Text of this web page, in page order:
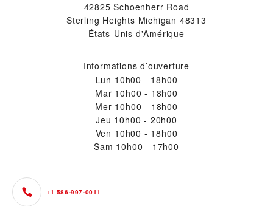
42825 Schoenherr Road
Sterling Heights Michigan 48313
États-Unis d'Amérique
Informations d’ouverture
Lun 10h00 - 18h00
Mar 10h00 - 18h00
Mer 10h00 - 18h00
Jeu 10h00 - 20h00
Ven 10h00 - 18h00
Sam 10h00 - 17h00
+1 586-997-0011